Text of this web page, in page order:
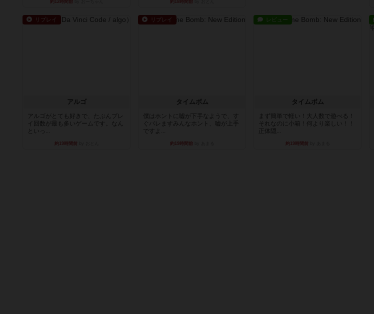
約12時間前 約18時間前
リプレイ
アルゴ
アルゴがとても好きで、たぶんプレ
イ回数が最も多いゲームです。なん
といっ...
約19時間前
リプレイ
タイムボム
僕はホントに嘘が下手なようで、す
ぐバレますみんなホント、嘘が上手
ですよ...
約19時間前
レビュー
タイムボム
まず簡単で軽い！大人数で遊べる！
それなのに小箱！何より楽しい！！
正体隠...
約19時間前